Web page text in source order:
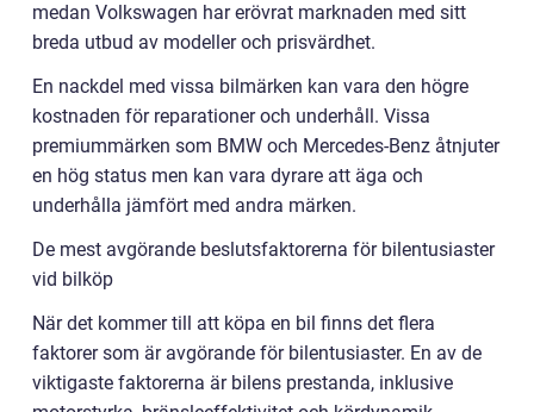
medan Volkswagen har erövrat marknaden med sitt
breda utbud av modeller och prisvärdhet.
En nackdel med vissa bilmärken kan vara den högre
kostnaden för reparationer och underhåll. Vissa
premiummärken som BMW och Mercedes-Benz åtnjuter
en hög status men kan vara dyrare att äga och
underhålla jämfört med andra märken.
De mest avgörande beslutsfaktorerna för bilentusiaster
vid bilköp
När det kommer till att köpa en bil finns det flera
faktorer som är avgörande för bilentusiaster. En av de
viktigaste faktorerna är bilens prestanda, inklusive